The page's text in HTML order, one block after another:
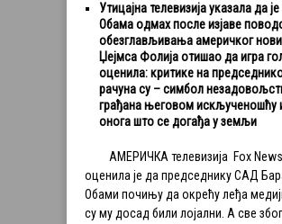
Утицајна телевизија указала да
Обама одмах после изјаве
обезглављивања америчког
Џејмса Фолија отишао да игра
оценила: критике на
рачуна су – симбол
грађана његовом искљученошћу
онога што се догађа у земљи
АМЕРИЧКА телевизија Fox News
оценила је да председнику САД
Обами почињу да окрећу леђа
су му досад били лојални. А све због